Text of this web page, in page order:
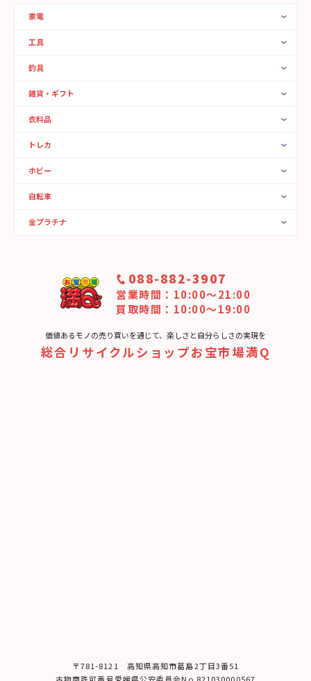
家電
工具
釣具
雑貨・ギフト
衣料品
トレカ
ホビー
自転車
金プラチナ
088-882-3907
営業時間：10:00〜21:00
買取時間：10:00～19:00
価値あるモノの売り買いを通じて、楽しさと⾃分らしさの実現を
総合リサイクルショップお宝市場満Q
〒781-8121 ⾼知県⾼知市葛島2丁⽬3番51
古物商許可番号愛媛県公安委員会No.821030000567